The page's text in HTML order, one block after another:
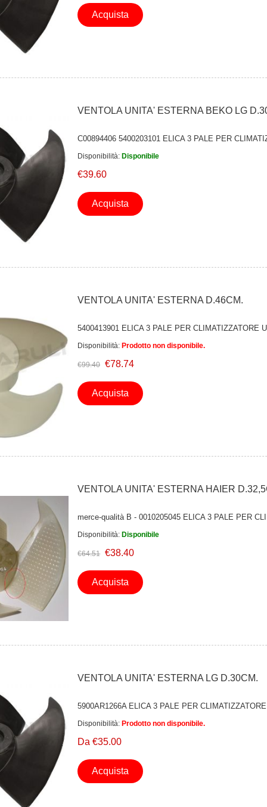
Acquista
VENTOLA UNITA' ESTERNA BEKO LG
C00894406 5400203101 ELICA 3 PALE PER
Disponibilità: Disponibile
€39.60
Acquista
VENTOLA UNITA' ESTERNA D.46CM.
5400413901 ELICA 3 PALE PER CLIMATIZZATORE
Disponibilità: Prodotto non disponibile.
€99.40 €78.74
Acquista
VENTOLA UNITA' ESTERNA HAIER
merce-qualità B - 0010205045 ELICA 3 PALE PER
Disponibilità: Disponibile
€64.51 €38.40
Acquista
VENTOLA UNITA' ESTERNA LG D.30CM.
5900AR1266A ELICA 3 PALE PER
Disponibilità: Prodotto non disponibile.
Da €35.00
Acquista